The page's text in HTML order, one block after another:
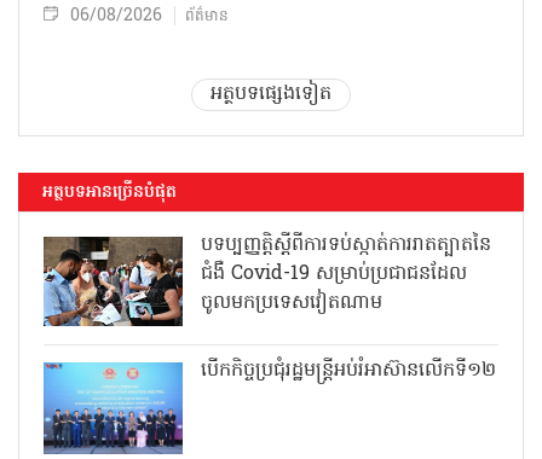
06/08/2026 ព័ត៌មាន
អត្ថបទផ្សេងទៀត
អត្ថបទអានច្រើនបំផុត
បទប្បញ្ញត្តិស្តីពីការទប់ស្កាត់ការរាតត្បាតនៃ
ជំងឺ Covid-19 សម្រាប់ប្រជាជនដែល
ចូលមកប្រទេសវៀតណាម
បើកកិច្ចប្រជុំរដ្ឋមន្ត្រីអប់រំអាស៊ានលើកទី១២